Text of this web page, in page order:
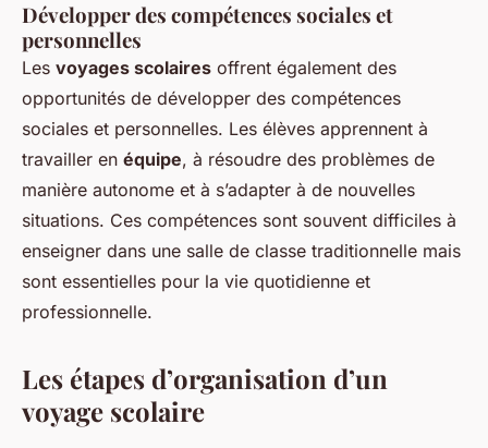
Développer des compétences sociales et
personnelles
Les voyages scolaires offrent également des
opportunités de développer des compétences
sociales et personnelles. Les élèves apprennent à
travailler en équipe, à résoudre des problèmes de
manière autonome et à s’adapter à de nouvelles
situations. Ces compétences sont souvent difficiles à
enseigner dans une salle de classe traditionnelle mais
sont essentielles pour la vie quotidienne et
professionnelle.
Les étapes d’organisation d’un
voyage scolaire